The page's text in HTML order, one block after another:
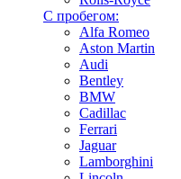
С пробегом:
Alfa Romeo
Aston Martin
Audi
Bentley
BMW
Cadillac
Ferrari
Jaguar
Lamborghini